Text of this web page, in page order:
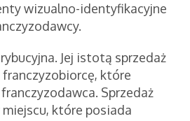
wizualno-identyfikacyjne
Jej istotą sprzedaż
które
Sprzedaż
które posiada